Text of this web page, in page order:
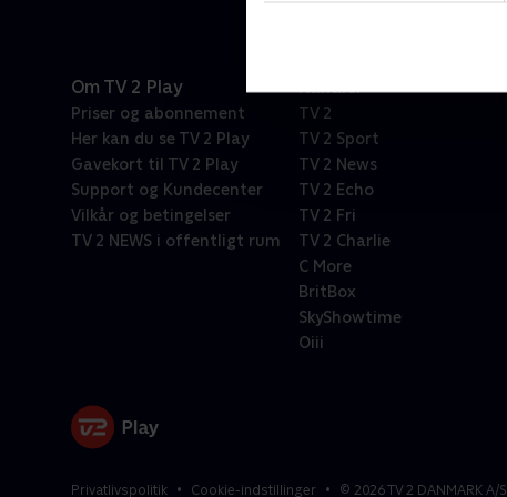
Om TV 2 Play
Priser og abonnement
Her kan du se TV 2 Play
Gavekort til TV 2 Play
Support og Kundecenter
Vilkår og betingelser
TV 2 NEWS i offentligt rum
Kanaler
TV 2
TV 2 Sport
TV 2 News
TV 2 Echo
TV 2 Fri
TV 2 Charlie
C More
BritBox
SkyShowtime
Oiii
Privatlivspolitik Cookie-indstillinger © 2026TV 2 DANMARK A/S